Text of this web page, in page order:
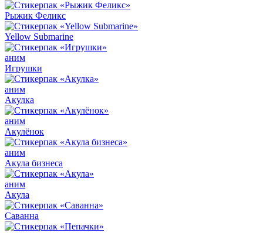
Рыжик Феликс
Yellow Submarine
аним
Игрушки
аним
Акулка
аним
Акулёнок
аним
Акула бизнеса
аним
Акула
Саванна